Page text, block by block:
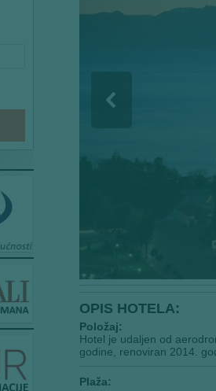
OPIS HOTELA:
Položaj:
Hotel je udaljen od
godine, renoviran 2014.
Plaža: